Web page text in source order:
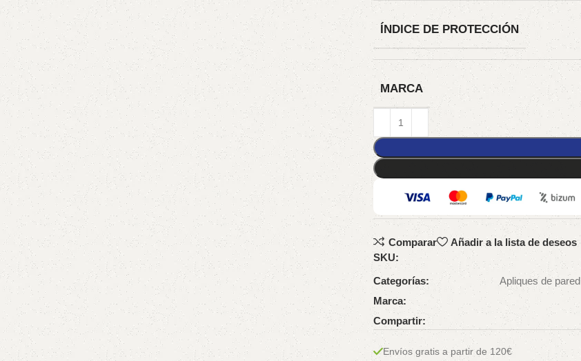
ÍNDICE DE PROTECCIÓN
MARCA
Comparar
Añadir a la lista de deseos
SKU:
Categorías:
Apliques de pared
Marca:
Compartir:
Envíos gratis a partir de 120€